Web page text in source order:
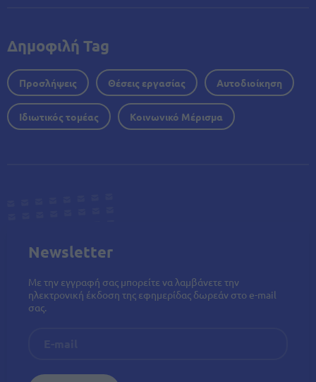
Δημοφιλή Tag
Προσλήψεις Θέσεις εργασίας Αυτοδιοίκηση
Ιδιωτικός τομέας Κοινωνικό Μέρισμα
Newsletter
Με την εγγραφή σας μπορείτε να λαμβάνετε την
ηλεκτρονική έκδοση της εφημερίδας δωρεάν στο e-mail
σας.